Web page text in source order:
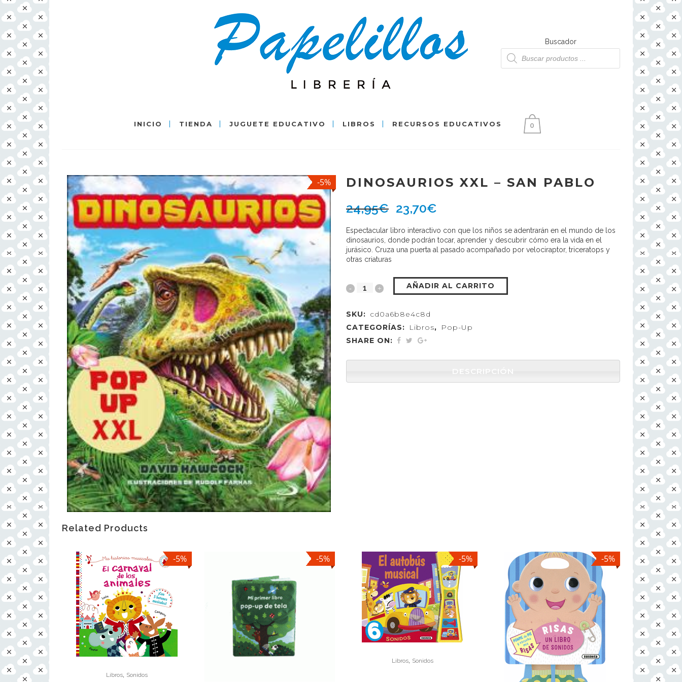
Buscador
Búsqueda
de
productos
INICIO TIENDA JUGUETE EDUCATIVO LIBROS RECURSOS EDUCATIVOS 0
-5% DINOSAURIOS XXL – SAN PABLO
24,95€ 23,70€
Espectacular libro interactivo con que los niños se adentrarán en el mundo de los
dinosaurios, donde podrán tocar, aprender y descubrir cómo era la vida en el
jurásico. Cruza una puerta al pasado acompañado por velociraptor, triceratops y
otras criaturas
AÑADIR AL CARRITO
SKU: cd0a6b8e4c8d
CATEGORÍAS:
Libros,
Pop-Up
SHARE ON:
DESCRIPCIÓN
Related Products
-5%
Libros Sonidos
-5% -5%
Libros, Sonidos
-5%